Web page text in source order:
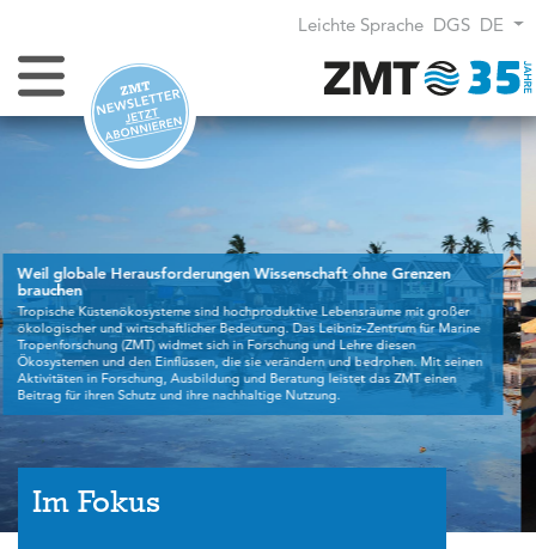
Leichte Sprache DGS DE
Navigation umschalten
Im Fokus